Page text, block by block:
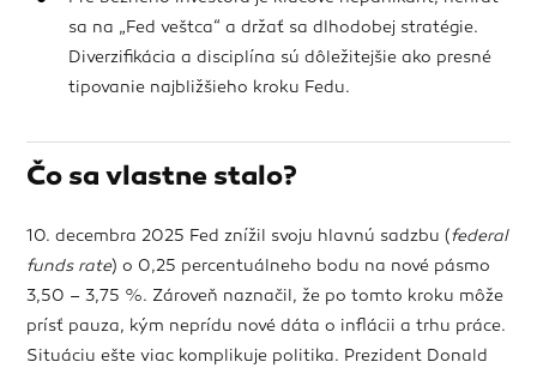
sa na „Fed veštca“ a držať sa dlhodobej stratégie.
Diverzifikácia a disciplína sú dôležitejšie ako presné
tipovanie najbližšieho kroku Fedu.
Čo sa vlastne stalo?
10. decembra 2025 Fed znížil svoju hlavnú sadzbu (federal
funds rate) o 0,25 percentuálneho bodu na nové pásmo
3,50 – 3,75 %. Zároveň naznačil, že po tomto kroku môže
prísť pauza, kým neprídu nové dáta o inflácii a trhu práce.
Situáciu ešte viac komplikuje politika. Prezident Donald